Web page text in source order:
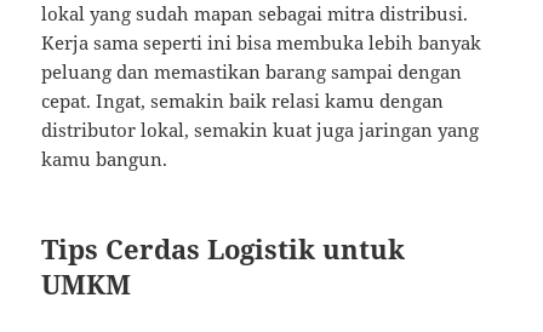
lokal yang sudah mapan sebagai mitra distribusi.
Kerja sama seperti ini bisa membuka lebih banyak
peluang dan memastikan barang sampai dengan
cepat. Ingat, semakin baik relasi kamu dengan
distributor lokal, semakin kuat juga jaringan yang
kamu bangun.
Tips Cerdas Logistik untuk
UMKM